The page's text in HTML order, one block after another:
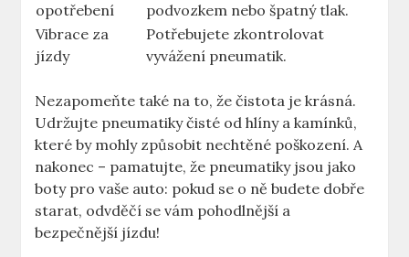
opotřebení
podvozkem nebo špatný tlak.
Vibrace za
jízdy
Potřebujete zkontrolovat
vyvážení pneumatik.
Nezapomeňte také na to, že čistota je krásná.
Udržujte pneumatiky čisté od hlíny a kamínků,
které by mohly způsobit nechtěné poškození. A
nakonec – pamatujte, že pneumatiky jsou jako
boty pro vaše auto: pokud se o ně budete dobře
starat, odvděčí se vám pohodlnější a
bezpečnější jízdu!